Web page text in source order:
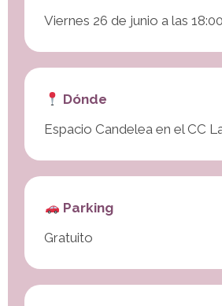
Viernes 26 de junio a las 18:00
Dónde
Espacio Candelea en el CC
Parking
Gratuito